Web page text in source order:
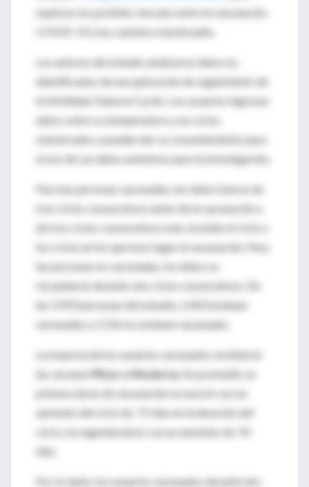
explorar los posibles vínculos entre la vacunación
COVID-19 y los cambios menstruales.
Los autores del estudio analizaron datos no
identificados de una aplicación de seguimiento de
la fertilidad, Natural Cycles.
Los usuarios ingresan
datos sobre su temperatura y sus ciclos
menstruales y pueden dar su consentimiento para
el uso de sus datos anónimos para la investigación.
Para las personas vacunadas, los datos fueron de
tres ciclos consecutivos antes de la vacunación y
de tres ciclos consecutivos más, incluido el ciclo o
los ciclos en los que tuvo lugar la vacunación.
Para
las personas no vacunadas, los datos se
recopilaron durante seis ciclos consecutivos.
las 3.959 personas del estudio, 2.403 estaban
vacunadas y 1.556 no estaban vacunadas.
La mayoría de los usuarios vacunados recibieron
las vacunas Pfizer y Moderna.
En promedio, la
primera dosis de vacunación se asoció con un
aumento del ciclo de .71 días en la duración del
ciclo y la segunda dosis con un aumento de .91
días.
Por lo tanto, los usuarios vacunados durante dos